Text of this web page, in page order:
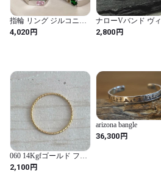
指輪 リング ジルコニア
ハート LOVE レディー
ス 輝く スパークリング
4,020円
ナローVバンド ヴ
ージクロス フープ
ス メンズアクセサ
2,800円
060 14Kgfゴールド フィ
ルド テクスチャーシン
プルリング ツイスト
2,100円
arizona bangle
36,300円